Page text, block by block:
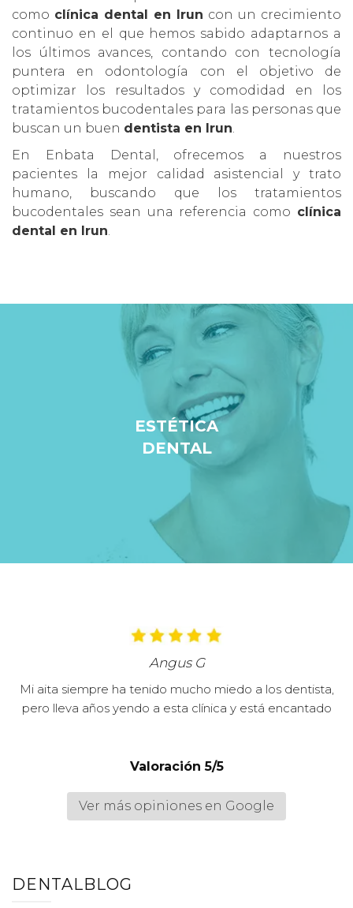
como clínica dental en Irun con un crecimiento
continuo en el que hemos sabido adaptarnos a
los últimos avances, contando con tecnología
puntera en odontología con el objetivo de
optimizar los resultados y comodidad en los
tratamientos bucodentales para las personas que
buscan un buen dentista en Irun.
En Enbata Dental, ofrecemos a nuestros
pacientes la mejor calidad asistencial y trato
humano, buscando que los tratamientos
bucodentales sean una referencia como clínica
dental en Irun.
ESTÉTICA
DENTAL
Angus G
Mi aita siempre ha tenido mucho miedo a los dentista,
pero lleva años yendo a esta clínica y está encantado
Valoración 5/5
Ver más opiniones en Google
DENTALBLOG